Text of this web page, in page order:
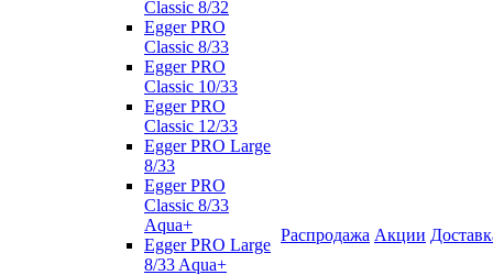
Classic 8/32
Egger PRO
Classic 8/33
Egger PRO
Classic 10/33
Egger PRO
Classic 12/33
Egger PRO Large
8/33
Egger PRO
Classic 8/33
Aqua+
Egger PRO Large
8/33 Aqua+
Распродажа Акции